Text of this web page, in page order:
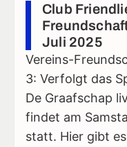
Club
Juli 2025
Vereins-
3: Verfolgt das
De Graafschap
findet am
statt. Hier gibt